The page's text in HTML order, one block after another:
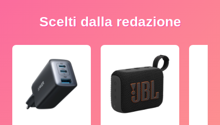
Scelti dalla redazione